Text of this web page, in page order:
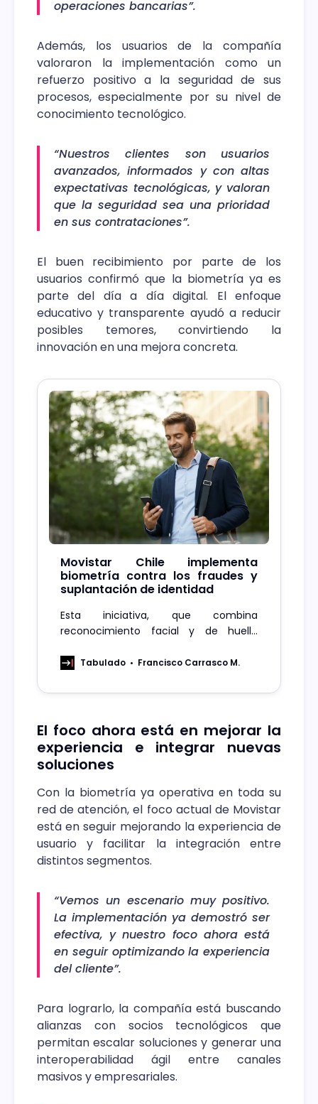
operaciones bancarias”.
Además, los usuarios de la compañía
valoraron la implementación como un
refuerzo positivo a la seguridad de sus
procesos, especialmente por su nivel de
conocimiento tecnológico.
“Nuestros clientes son usuarios
avanzados, informados y con altas
expectativas tecnológicas, y valoran
que la seguridad sea una prioridad
en sus contrataciones”.
El buen recibimiento por parte de los
usuarios confirmó que la biometría ya es
parte del día a día digital. El enfoque
educativo y transparente ayudó a reducir
posibles temores, convirtiendo la
innovación en una mejora concreta.
Movistar Chile implementa
biometría contra los fraudes y
suplantación de identidad
Esta iniciativa, que combina
reconocimiento facial y de huella
de estafas y suplantaciones de
Tabulado Francisco Carrasco M.
El foco ahora está en mejorar la
experiencia e integrar nuevas
soluciones
Con la biometría ya operativa en toda su
red de atención, el foco actual de Movistar
está en seguir mejorando la experiencia de
usuario y facilitar la integración entre
distintos segmentos.
“Vemos un escenario muy positivo.
La implementación ya demostró ser
efectiva, y nuestro foco ahora está
en seguir optimizando la experiencia
del cliente”.
Para lograrlo, la compañía está buscando
alianzas con socios tecnológicos que
permitan escalar soluciones y generar una
interoperabilidad ágil entre canales
masivos y empresariales.